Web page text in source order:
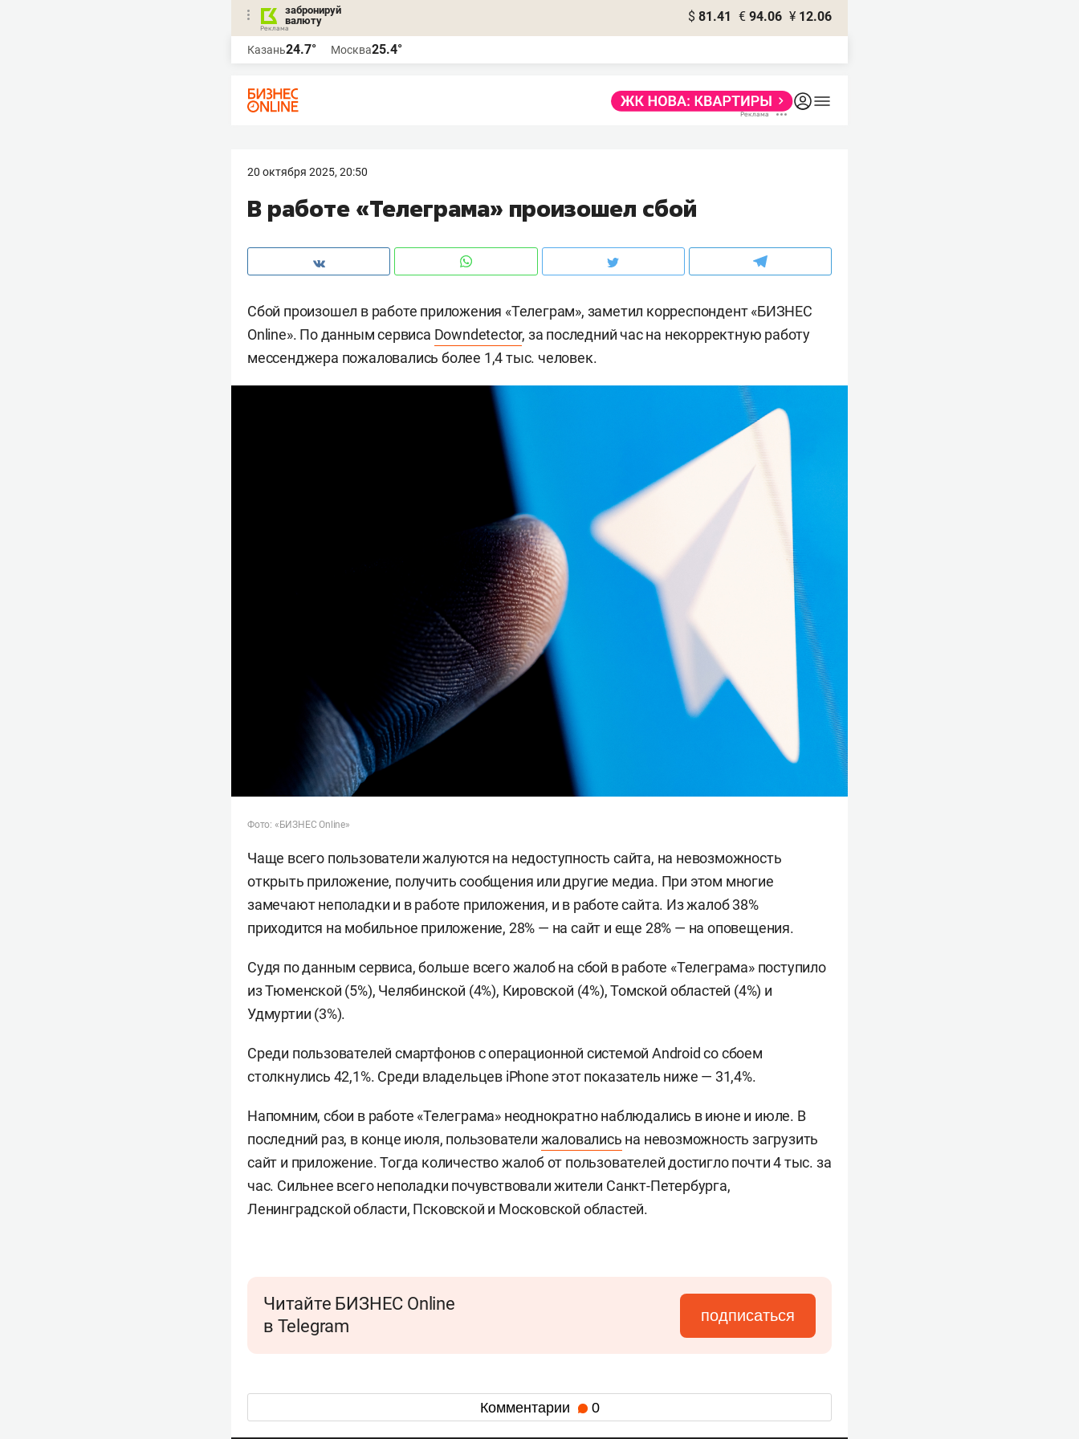
забронируй
валюту
$ 81.41 € 94.06 ¥ 12.06
Казань24.7° Москва25.4°
20 октября 2025, 20:50
В работе «Телеграма» произошел сбой
Сбой произошел в работе приложения «Телеграм», заметил корреспондент «БИЗНЕС
Online». По данным сервиса Downdetector, за последний час на некорректную работу
мессенджера пожаловались более 1,4 тыс. человек.
Фото: «БИЗНЕС Online»
Чаще всего пользователи жалуются на недоступность сайта, на невозможность
открыть приложение, получить сообщения или другие медиа. При этом многие
замечают неполадки и в работе приложения, и в работе сайта. Из жалоб 38%
приходится на мобильное приложение, 28% — на сайт и еще 28% — на оповещения.
Судя по данным сервиса, больше всего жалоб на сбой в работе «Телеграма» поступило
из Тюменской (5%), Челябинской (4%), Кировской (4%), Томской областей (4%) и
Удмуртии (3%).
Среди пользователей смартфонов с операционной системой Android со сбоем
столкнулись 42,1%. Среди владельцев iPhone этот показатель ниже — 31,4%.
Напомним, сбои в работе «Телеграма» неоднократно наблюдались в июне и июле. В
последний раз, в конце июля, пользователи жаловались на невозможность загрузить
сайт и приложение. Тогда количество жалоб от пользователей достигло почти 4 тыс. за
час. Сильнее всего неполадки почувствовали жители Санкт-Петербурга,
Ленинградской области, Псковской и Московской областей.
Читайте БИЗНЕС Online
в Telegram
подписаться
Комментарии 0